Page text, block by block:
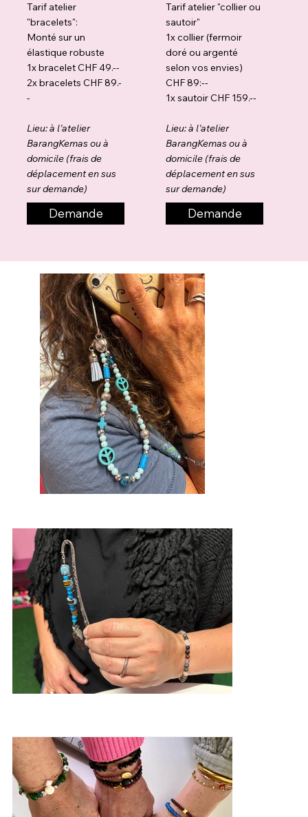
Tarif atelier
"bracelets":
Monté sur un
élastique robuste
1x bracelet CHF 49.--
2x bracelets CHF 89.-
-
Lieu: à l'atelier
BarangKemas ou à
domicile (frais de
déplacement en sus
sur demande)
Demande
Tarif atelier "collier ou
sautoir"
1x collier (fermoir
doré ou argenté
selon vos envies)
CHF 89:--
1x sautoir CHF 159.--
Lieu: à l'atelier
BarangKemas ou à
domicile (frais de
déplacement en sus
sur demande)
Demande